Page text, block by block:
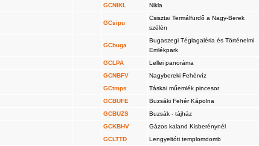
GCNIKL Nikla
GCsipu
Csisztai Termálfürdő a Nagy-Berek
szélén
GCbuga
Bugaszegi Téglagaléria és Történelmi
Emlékpark
GCLPA Lellei panoráma
GCNBFV Nagybereki Fehérvíz
GCtmps Táskai műemlék pincesor
GCBUFE Buzsáki Fehér Kápolna
GCBUZS Buzsák - tájház
GCKBHV Gázos kaland Kisberénynél
GCLTTD Lengyeltóti templomdomb